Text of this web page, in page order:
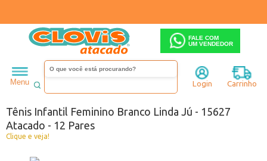
FALE COM
UM VENDEDOR
Menu Login Carrinho
Infantil Menino Tênis
Tênis Infantil Feminino Branco Linda Jú - 15627
Atacado - 12 Pares
Clique e veja!